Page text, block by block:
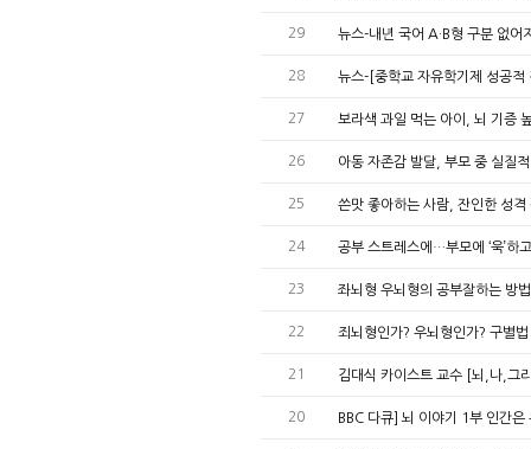
29 뉴스-내년 국어 A·B형 구분 없
28 뉴스-[중학교 자유학기제 성공
27 보라색 과일 먹는 아이, 뇌 기증
26 아동 자존감 발달, 부모 중 실질
25 쓴맛 좋아하는 사람, 잔인한 성
24 공부 스트레스에…부모에 ‘욱’하
23 좌뇌형 우뇌형의 공부잘하는 방
22 죄뇌형인가? 우뇌형인가? 구별
21 김대식 카이스트 교수 [뇌,나,그
20 BBC 다큐] 뇌 이야기 1부 인간